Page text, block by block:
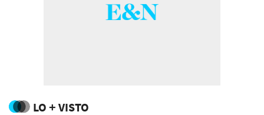
LO + VISTO